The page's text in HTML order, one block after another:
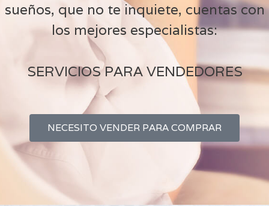
sueños, que no te inquiete, cuentas con
los mejores especialistas:
SERVICIOS PARA VENDEDORES
NECESITO VENDER PARA COMPRAR